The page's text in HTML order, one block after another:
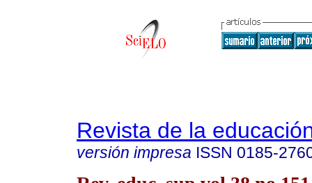
Revista de la
versión impresa ISSN 0185-